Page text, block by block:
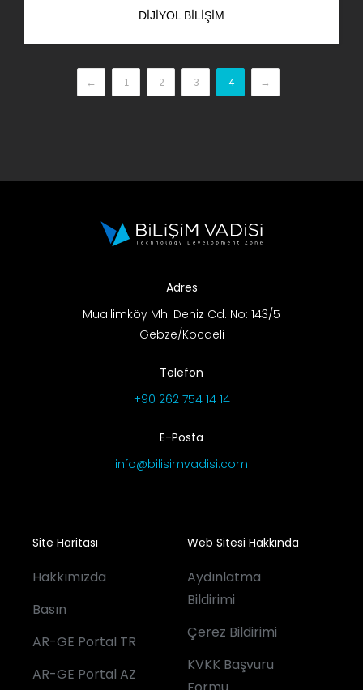
DIJIYOL BILIŞIM
← 1 2 3 4 →
Adres
Muallimköy Mh. Deniz Cd. No: 143/5
Gebze/Kocaeli
Telefon
+90 262 754 14 14
E-Posta
info@bilisimvadisi.com
Site Haritası
Hakkımızda
Basın
AR-GE Portal TR
AR-GE Portal AZ
Web Sitesi Hakkında
Aydınlatma
Bildirimi
Çerez Bildirimi
KVKK Başvuru